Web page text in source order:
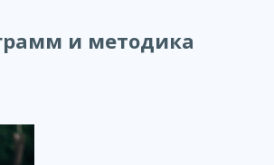
и методика